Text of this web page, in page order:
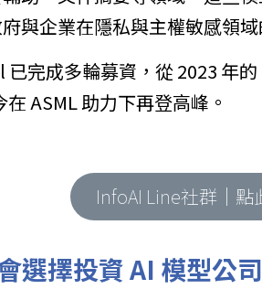
與企業在隱私與主權敏感領域
完成多輪募資，從 2023 年
ASML 助力下再登高峰。
InfoAI Line社群｜點
選擇投資 AI 模型公